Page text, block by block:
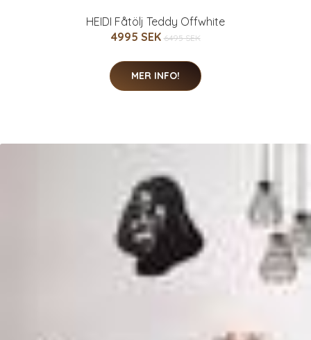
HEIDI Fåtölj Teddy Offwhite
4995 SEK 6495 SEK
MER INFO!